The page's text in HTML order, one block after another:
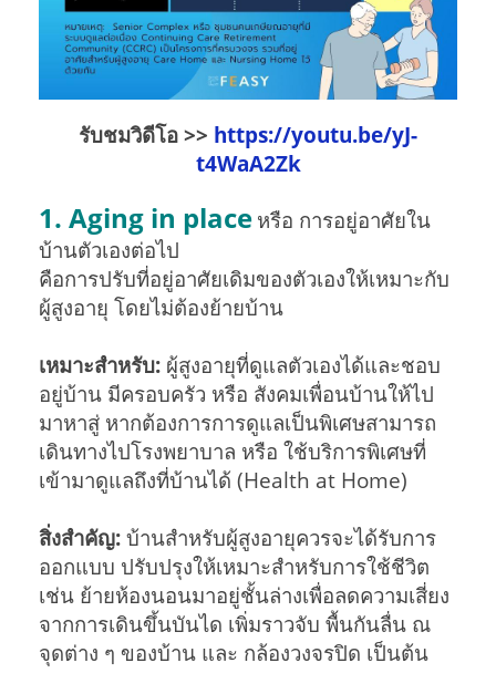
รับชมวิดีโอ >> https://youtu.be/yJ-
t4WaA2Zk
1. Aging in place หรือ การอยู่อาศัยใน
บ้านตัวเองต่อไป
คือการปรับที่อยู่อาศัยเดิมของตัวเองให้เหมาะกับ
ผู้สูงอายุ โดยไม่ต้องย้ายบ้าน
เหมาะสำหรับ: ผู้สูงอายุที่ดูแลตัวเองได้และชอบ
อยู่บ้าน มีครอบครัว หรือ สังคมเพื่อนบ้านให้ไป
มาหาสู่ หากต้องการการดูแลเป็นพิเศษสามารถ
เดินทางไปโรงพยาบาล หรือ ใช้บริการพิเศษที่
เข้ามาดูแลถึงที่บ้านได้ (Health at Home)
สิ่งสำคัญ: บ้านสำหรับผู้สูงอายุควรจะได้รับการ
ออกแบบ ปรับปรุงให้เหมาะสำหรับการใช้ชีวิต
เช่น ย้ายห้องนอนมาอยู่ชั้นล่างเพื่อลดความเสี่ยง
จากการเดินขึ้นบันได เพิ่มราวจับ พื้นกันลื่น ณ
จุดต่าง ๆ ของบ้าน และ กล้องวงจรปิด เป็นต้น